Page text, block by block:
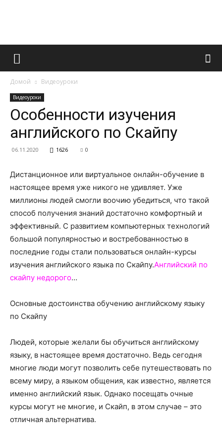
Французский
и
все
о
нем
Домой Видеоуроки
Видеоуроки
Особенности изучения
английского по Скайпу
06.11.2020 1626 0
Дистанционное или виртуальное онлайн-обучение в
настоящее время уже никого не удивляет. Уже
миллионы людей смогли воочию убедиться, что такой
способ получения знаний достаточно комфортный и
эффективный. С развитием компьютерных технологий
большой популярностью и востребованностью в
последние годы стали пользоваться онлайн-курсы
изучения английского языка по Скайпу.Английский по
скайпу недорого…
Основные достоинства обучению английскому языку
по Скайпу
Людей, которые желали бы обучиться английскому
языку, в настоящее время достаточно. Ведь сегодня
многие люди могут позволить себе путешествовать по
всему миру, а языком общения, как известно, является
именно английский язык. Однако посещать очные
курсы могут не многие, и Скайп, в этом случае – это
отличная альтернатива.